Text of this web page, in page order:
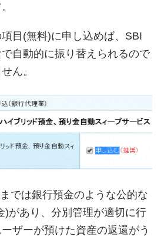
目(無料)に申し込めば、SBI
自動的に振り替えられるので
ん。
では銀行預金のような公的な
)があり、分別管理が適切に行
ザーが預けた資産の返還がう